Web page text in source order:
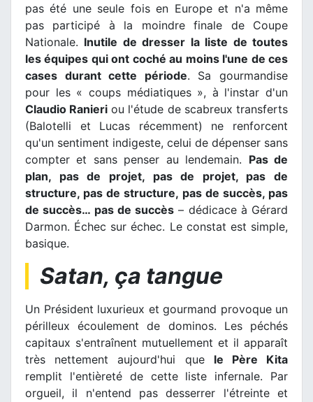
pas été une seule fois en Europe et n'a même
pas participé à la moindre finale de Coupe
Nationale. Inutile de dresser la liste de toutes
les équipes qui ont coché au moins l'une de ces
cases durant cette période. Sa gourmandise
pour les « coups médiatiques », à l'instar d'un
Claudio Ranieri ou l'étude de scabreux transferts
(Balotelli et Lucas récemment) ne renforcent
qu'un sentiment indigeste, celui de dépenser sans
compter et sans penser au lendemain. Pas de
plan, pas de projet, pas de projet, pas de
structure, pas de structure, pas de succès, pas
de succès… pas de succès – dédicace à Gérard
Darmon. Échec sur échec. Le constat est simple,
basique.
Satan, ça tangue
Un Président luxurieux et gourmand provoque un
périlleux écoulement de dominos. Les péchés
capitaux s'entraînent mutuellement et il apparaît
très nettement aujourd'hui que le Père Kita
remplit l'entièreté de cette liste infernale. Par
orgueil, il n'entend pas desserrer l'étreinte et